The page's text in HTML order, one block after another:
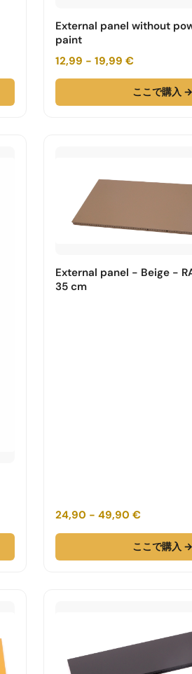
External panel without
paint
12,99 - 19,99 €
ここで購入 →
External panel - Beige -
35 cm
24,90 - 49,90 €
ここで購入 →